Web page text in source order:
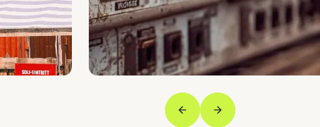
Vorige Volgende